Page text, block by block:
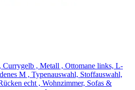
Currygelb , Metall , Ottomane links, L-
M , Typenauswahl, Stoffauswahl,
echt , Wohnzimmer, Sofas &